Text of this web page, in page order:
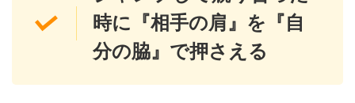
時に『相手の肩』を『自
分の脇』で押さえる